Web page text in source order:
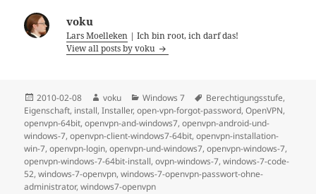
voku
Lars Moelleken | Ich bin root, ich darf das!
View all posts by voku
Posted
on
2010-02-08 Author
voku Categories
Windows 7 Tags
Berechtigungsstufe,
Eigenschaft, install,Installer,open-vpn-forgot-password,OpenVPN,
openvpn-64bit,openvpn-and-windows7,openvpn-android-und-
windows-7,openvpn-client-windows7-64bit,openvpn-installation-
win-7,openvpn-login,openvpn-und-windows7,openvpn-windows-7,
openvpn-windows-7-64bit-install,ovpn-windows-7,windows-7-code-
52,windows-7-openvpn,windows-7-openvpn-passwort-ohne-
administrator,windows7-openvpn